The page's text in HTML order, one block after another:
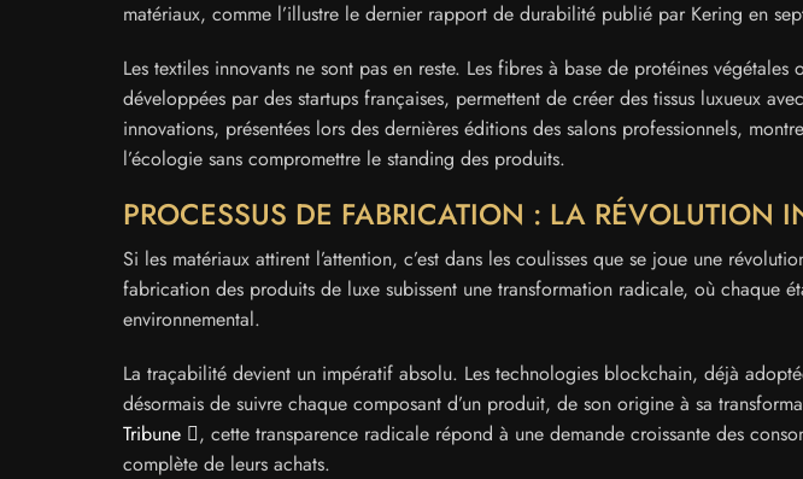
matériaux, comme l’illustre le dernier rapport de durabilité publié par Kering en
Les textiles innovants ne sont pas en reste. Les fibres à base de protéines
développées par des startups françaises, permettent de créer des tissus luxueux
innovations, présentées lors des dernières éditions des salons professionnels,
l’écologie sans compromettre le standing des produits.
PROCESSUS DE FABRICATION : LA RÉVOLUTION
Si les matériaux attirent l’attention, c’est dans les coulisses que se joue une
fabrication des produits de luxe subissent une transformation radicale, où chaque
environnemental.
La traçabilité devient un impératif absolu. Les technologies blockchain, déjà
désormais de suivre chaque composant d’un produit, de son origine à sa
Tribune
, cette transparence radicale répond à une demande croissante des
complète de leurs achats.